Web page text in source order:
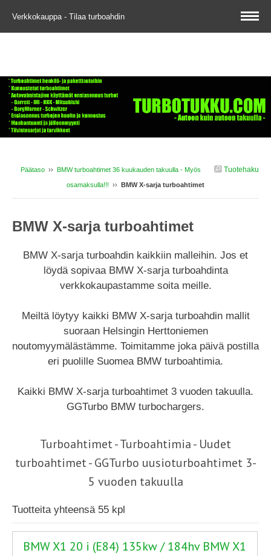
Verkkokauppa - Tilaa turboahdin
Tuotehaku
Päätaso ›› BMW turboahtimet 36 kuukauden takuulla - Myös
osamaksulla!!! ›› BMW X-sarja turboahtimet
BMW X-sarja turboahtimet
BMW X-sarja turboahdin kaikkiin malleihin. Jos et
löydä sopivaa BMW X-sarja turboahdinta
verkkokaupastamme soita meille.
Meiltä löytyy kaikki BMW X-sarja turboahdin mallit
suoraan Helsingin Herttoniemen
noutomyymälästämme. Toimitamme joka päivä postilla
eri puolille Suomea BMW turboahtimia.
Kaikki BMW X-sarja turboahtimet 3 vuoden takuulla.
GGTurbo BMW turbochargers.
Turboahtimet - Turboahtimia - Uudet
turboahtimet - GGTurbo uusioturboahtimet 3-
5 vuoden takuulla
Tuotteita yhteensä 55 kpl
BMW X1 20 i (E84) 135kw / 184hv BMW X1